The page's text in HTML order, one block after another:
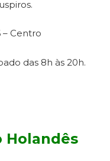
– Centro
das 8h às 20h.
Holandês